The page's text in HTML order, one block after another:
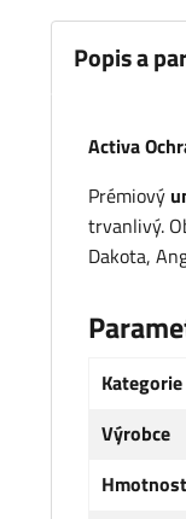
Popis a
Activa
Prémiový
trvanlivý.
Dakota,
Kategorie
Výrobce
Hmotnost